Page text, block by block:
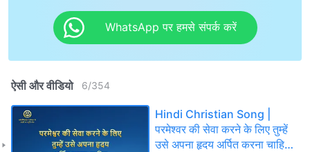
WhatsApp पर हमसे संपर्क करें
ऐसी और वीडियो 6/354
Hindi Christian Song |
परमेश्वर की सेवा करने के लिए तुम्हें
उसे अपना हृदय अर्पित करना चाहिए